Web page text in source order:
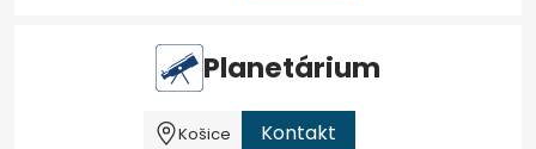
Planetárium
Košice Kontakt